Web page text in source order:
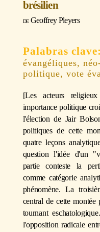
brésilien
Geoffrey Pleyers
évangéliques,
politique, vote
[Les acteurs
importance politique
l'élection de Jair
politiques de cette
quatre leçons
question l'idée d'un
partie conteste la
comme catégorie
phénomène. La
central de cette
tournant
l'opposition radicale